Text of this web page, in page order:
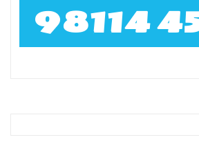
98114